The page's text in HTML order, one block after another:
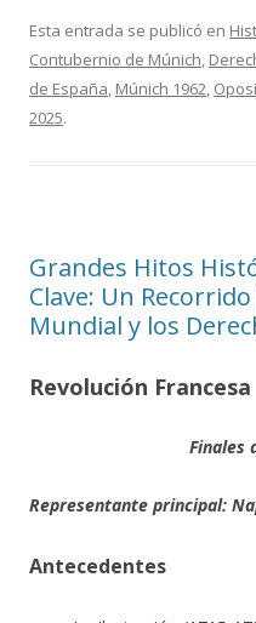
Esta entrada se publicó en
Contubernio de Múnich,
de España, Múnich 1962,
2025.
Grandes Hitos
Clave: Un
Mundial y los
Revolución Francesa
Finales
Representante principal:
Antecedentes